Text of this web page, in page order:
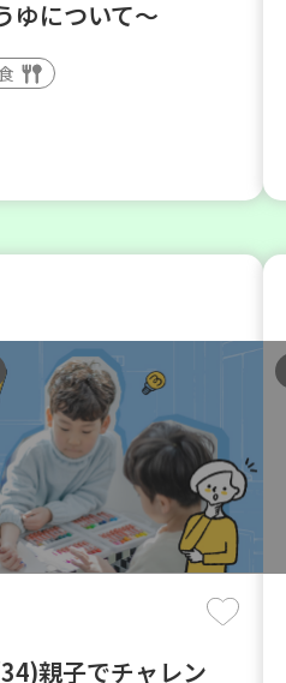
ゆについて～
親子でチャレン